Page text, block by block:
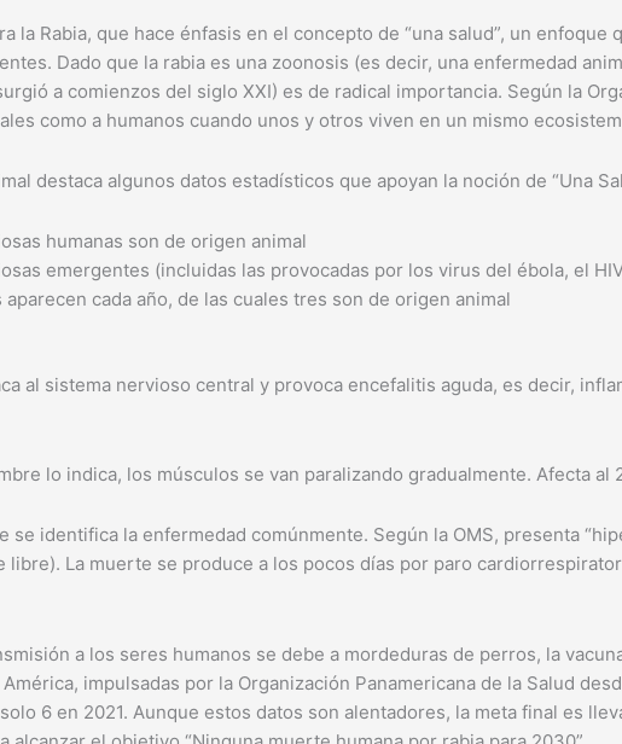
la Rabia, que hace énfasis en el concepto de “una salud”, un
Dado que la rabia es una zoonosis (es decir, una enfermedad
a comienzos del siglo XXI) es de radical importancia. Según la
como a humanos cuando unos y otros viven en un mismo
destaca algunos datos estadísticos que apoyan la noción de “Una
humanas son de origen animal
emergentes (incluidas las provocadas por los virus del ébola, el
cada año, de las cuales tres son de origen animal
al sistema nervioso central y provoca encefalitis aguda, es decir,
lo indica, los músculos se van paralizando gradualmente. Afecta al
se identifica la enfermedad comúnmente. Según la OMS, presenta
libre). La muerte se produce a los pocos días por paro
a los seres humanos se debe a mordeduras de perros, la
impulsadas por la Organización Panamericana de la Salud
6 en 2021. Aunque estos datos son alentadores, la meta final es